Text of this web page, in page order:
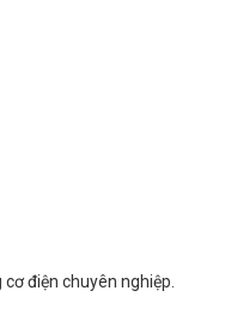
điện chuyên nghiệp.